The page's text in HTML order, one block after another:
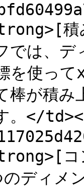
積
では、
を使っ
棒が積
す。</
コ
ディメ